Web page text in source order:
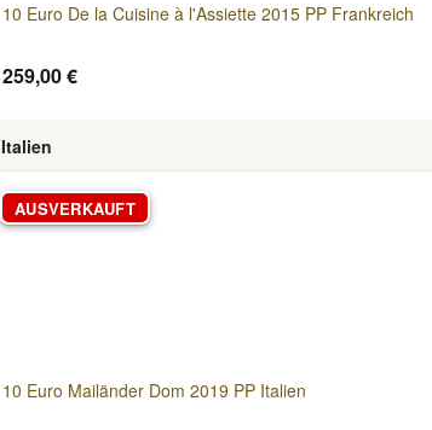
10 Euro De la Cuisine à l'Assiette 2015 PP Frankreich
259,00 €
Italien
AUSVERKAUFT
10 Euro Mailänder Dom 2019 PP Italien